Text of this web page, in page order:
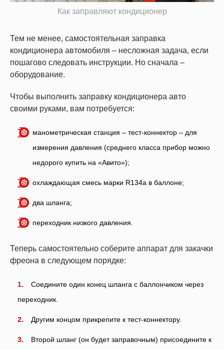
Как заправляют кондиционер
Тем не менее, самостоятельная заправка
кондиционера автомобиля – несложная задача, если
пошагово следовать инструкции. Но сначала –
оборудование.
Чтобы выполнить заправку кондиционера авто
своими руками, вам потребуется:
манометрическая станция – тест-коннектор – для
измерения давления (среднего класса прибор можно
недорого купить на «Авито»);
охлаждающая смесь марки R134a в баллоне;
два шланга;
переходник низкого давления.
Теперь самостоятельно соберите аппарат для закачки
фреона в следующем порядке:
Соедините один конец шланга с баллончиком через
переходник.
Другим концом прикрепите к тест-коннектору.
Второй шланг (он будет заправочным) присоедините к